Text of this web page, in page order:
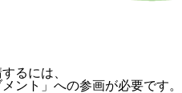
るには、
ント」への参画が必要です。